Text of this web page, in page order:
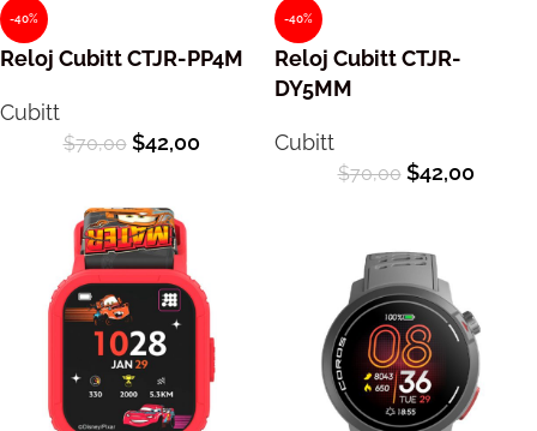
-40%
Reloj Cubitt CTJR-PP4M
Cubitt
$70,00 $42,00
-40%
Reloj Cubitt CTJR-
DY5MM
Cubitt
$70,00 $42,00